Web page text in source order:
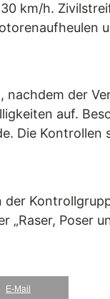
km/h.
nachdem der
auf.
Die Kontrollen
der
Poser
E-Mail